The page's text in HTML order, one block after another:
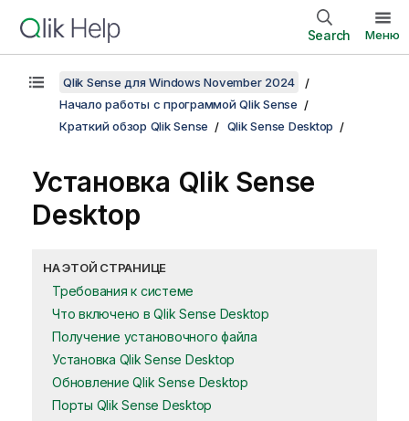
Search Меню
Qlik Sense для Windows November 2024
Начало работы с программой Qlik Sense
Краткий обзор Qlik Sense
Qlik Sense Desktop
Установка Qlik Sense
Desktop
НА ЭТОЙ СТРАНИЦЕ
Требования к системе
Что включено в Qlik Sense Desktop
Получение установочного файла
Установка Qlik Sense Desktop
Обновление Qlik Sense Desktop
Порты Qlik Sense Desktop